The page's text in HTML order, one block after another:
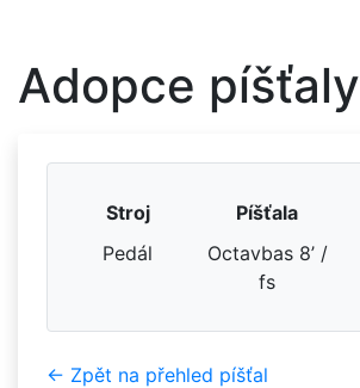
Adopce píšťaly
Stroj Píšťala
Pedál
Octavbas 8’ /
fs
← Zpět na přehled píšťal